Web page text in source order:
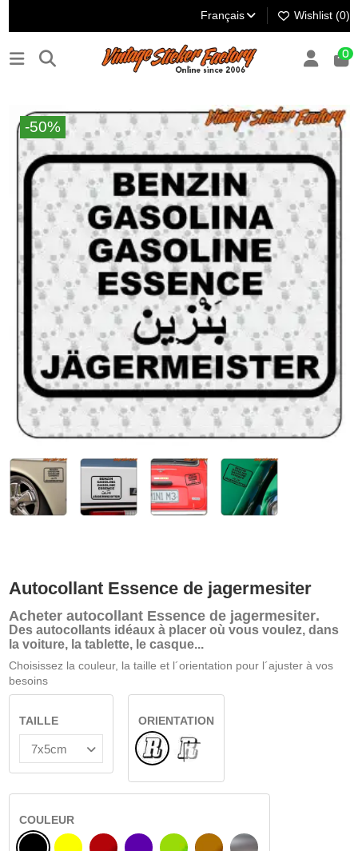
Français Wishlist (0)
0
-50%
Autocollant Essence de jagermesiter
Acheter autocollant Essence de jagermesiter.
Des autocollants idéaux à placer où vous voulez, dans
la voiture, la tablette, le casque...
Choisissez la couleur, la taille et l´orientation pour l´ajuster à vos
besoins
TAILLE
ORIENTATION
NormalVERRE INTÉRIEUR
COULEUR
NOIR
JAUNE BOURGOGNE
VIOLET VERT CLAIR
NOISETTEARGENT